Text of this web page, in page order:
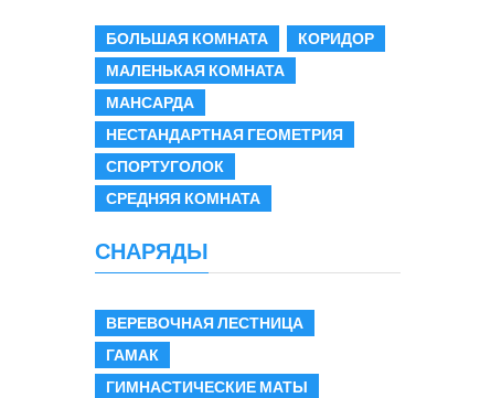
БОЛЬШАЯ КОМНАТА
КОРИДОР
МАЛЕНЬКАЯ КОМНАТА
МАНСАРДА
НЕСТАНДАРТНАЯ ГЕОМЕТРИЯ
СПОРТУГОЛОК
СРЕДНЯЯ КОМНАТА
СНАРЯДЫ
ВЕРЕВОЧНАЯ ЛЕСТНИЦА
ГАМАК
ГИМНАСТИЧЕСКИЕ МАТЫ